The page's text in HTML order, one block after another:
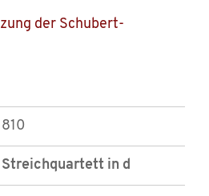
der Schubert-
810
Streichquartett in d